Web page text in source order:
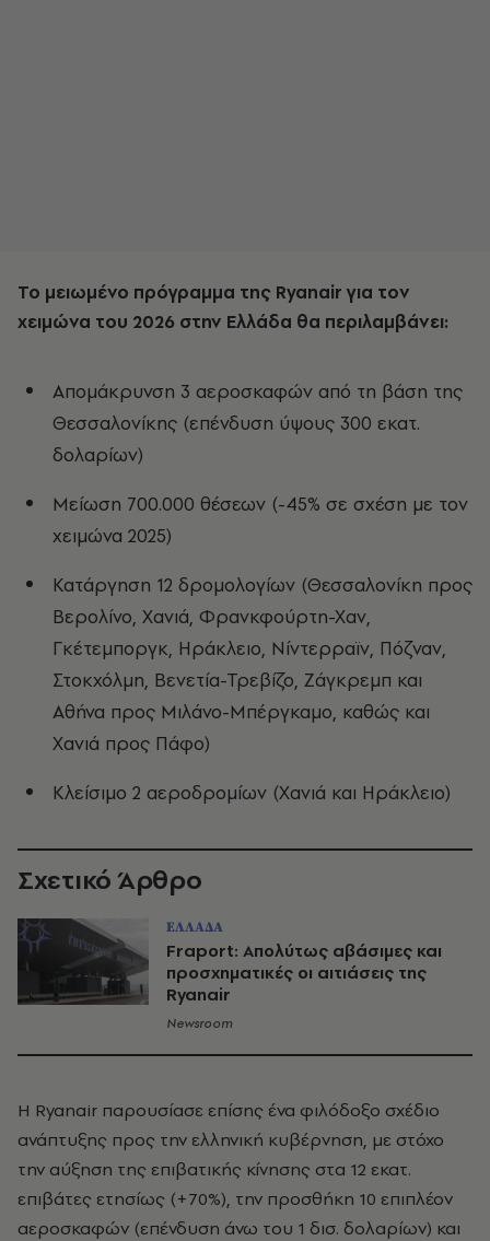
Το μειωμένο πρόγραμμα της Ryanair για τον
χειμώνα του 2026 στην Ελλάδα θα περιλαμβάνει:
Απομάκρυνση 3 αεροσκαφών από τη βάση της
Θεσσαλονίκης (επένδυση ύψους 300 εκατ.
δολαρίων)
Μείωση 700.000 θέσεων (-45% σε σχέση με τον
χειμώνα 2025)
Κατάργηση 12 δρομολογίων (Θεσσαλονίκη προς
Βερολίνο, Χανιά, Φρανκφούρτη-Χαν,
Γκέτεμποργκ, Ηράκλειο, Νίντερραϊν, Πόζναν,
Στοκχόλμη, Βενετία-Τρεβίζο, Ζάγκρεμπ και
Αθήνα προς Μιλάνο-Μπέργκαμο, καθώς και
Χανιά προς Πάφο)
Κλείσιμο 2 αεροδρομίων (Χανιά και Ηράκλειο)
Σχετικό Άρθρο
ΕΛΛΑΔΑ
Fraport: Απολύτως αβάσιμες και
προσχηματικές οι αιτιάσεις της
Ryanair
Newsroom
Η Ryanair παρουσίασε επίσης ένα φιλόδοξο σχέδιο
ανάπτυξης προς την ελληνική κυβέρνηση, με στόχο
την αύξηση της επιβατικής κίνησης στα 12 εκατ.
επιβάτες ετησίως (+70%), την προσθήκη 10 επιπλέον
αεροσκαφών (επένδυση άνω του 1 δισ. δολαρίων) και